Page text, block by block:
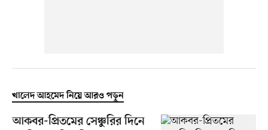
খালেদ আহমেদ নিয়ে আরও পড়ুন
আকবর-প্রিতমের সেঞ্চুরির দিনে